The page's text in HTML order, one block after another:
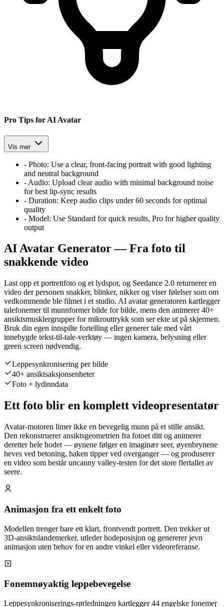
Pro Tips for AI Avatar
Vis mer
- Photo: Use a clear, front-facing portrait with good lighting
and neutral background
- Audio: Upload clear audio with minimal background noise
for best lip-sync results
- Duration: Keep audio clips under 60 seconds for optimal
quality
- Model: Use Standard for quick results, Pro for higher quality
output
AI Avatar Generator — Fra foto til
snakkende video
Last opp et portrettfoto og et lydspor, og Seedance 2.0 returnerer en
video der personen snakker, blinker, nikker og viser følelser som om
vedkommende ble filmet i et studio. AI avatar generatoren kartlegger
talefonemer til munnformer bilde for bilde, mens den animerer 40+
ansiktsmusklergrupper for mikrouttrykk som ser ekte ut på skjermen.
Bruk din egen innspilte fortelling eller generer tale med vårt
innebygde tekst-til-tale-verktøy — ingen kamera, belysning eller
green screen nødvendig.
Leppesynkronisering per bilde
40+ ansiktsaksjonsenheter
Foto + lydinndata
Ett foto blir en komplett videopresentatør
Avatar-motoren limer ikke en bevegelig munn på et stille ansikt.
Den rekonstruerer ansiktsgeometrien fra fotoet ditt og animerer
deretter hele hodet — øynene følger en imaginær seer, øyenbrynene
heves ved betoning, haken tipper ved overganger — og produserer
en video som består uncanny valley-testen for det store flertallet av
seere.
Animasjon fra ett enkelt foto
Modellen trenger bare ett klart, frontvendt portrett. Den trekker ut
3D-ansiktslandemerker, utleder hodeposisjon og genererer jevn
animasjon uten behov for en andre vinkel eller videoreferanse.
Fonemnøyaktig leppebevegelse
Leppesynkroniserings-rørledningen kartlegger 44 engelske fonemer